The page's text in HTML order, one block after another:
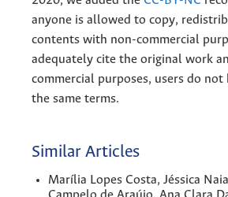
anyone is allowed to copy,
contents with non-commercial
adequately cite the original work
commercial purposes, users do
the same terms.
Similar Articles
Marília Lopes Costa, Jéssica